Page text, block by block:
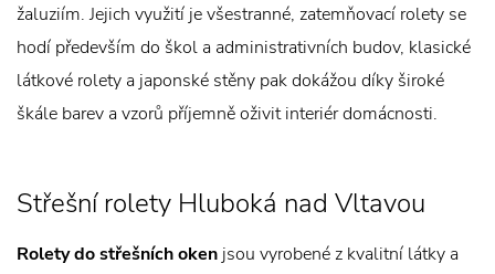
žaluziím. Jejich využití je všestranné, zatemňovací rolety se
hodí především do škol a administrativních budov, klasické
látkové rolety a japonské stěny pak dokážou díky široké
škále barev a vzorů příjemně oživit interiér domácnosti.
Střešní rolety Hluboká nad Vltavou
Rolety do střešních oken jsou vyrobené z kvalitní látky a